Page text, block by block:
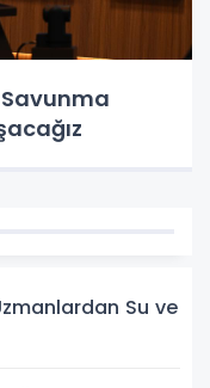
Su ve